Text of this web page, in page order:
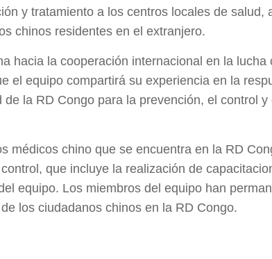
y tratamiento a los centros locales de salud,
chinos residentes en el extranjero.
hacia la cooperación internacional en la lucha
el equipo compartirá su experiencia en la
la RD Congo para la prevención, el control y
médicos chino que se encuentra en la RD
que incluye la realización de
equipo. Los miembros del equipo han
los ciudadanos chinos en la RD Congo.